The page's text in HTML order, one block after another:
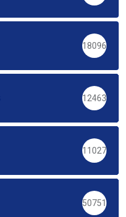
18096
12463
11027
50751